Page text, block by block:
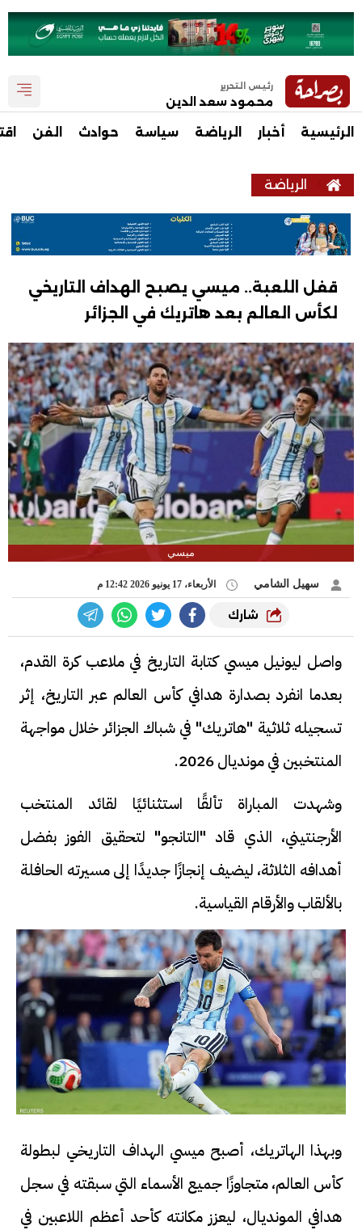
رئيس التحرير
محمود سعد الدين
الرئيسية أخبار الرياضة سياسة حوادث الفن
الرياضة
قفل اللعبة.. ميسي يصبح الهداف التاريخي
لكأس العالم بعد هاتريك في الجزائر
ميسي
سهيل الشامي الأربعاء، 17 يونيو 2026 12:42 م
شارك
واصل ليونيل ميسي كتابة التاريخ في ملاعب كرة القدم،
بعدما انفرد بصدارة هدافي كأس العالم عبر التاريخ، إثر
تسجيله ثلاثية "هاتريك" في شباك الجزائر خلال مواجهة
المنتخبين في مونديال 2026.
وشهدت المباراة تألقًا استثنائيًا لقائد المنتخب
الأرجنتيني، الذي قاد "التانجو" لتحقيق الفوز بفضل
أهدافه الثلاثة، ليضيف إنجازًا جديدًا إلى مسيرته الحافلة
بالألقاب والأرقام القياسية.
وبهذا الهاتريك، أصبح ميسي الهداف التاريخي لبطولة
كأس العالم، متجاوزًا جميع الأسماء التي سبقته في سجل
هدافي المونديال، ليعزز مكانته كأحد أعظم اللاعبين في